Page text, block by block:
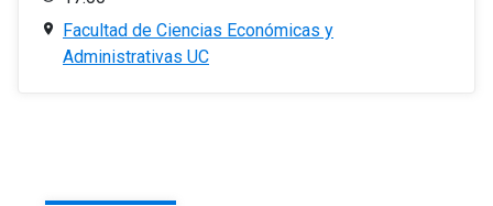
Facultad de Ciencias Económicas y
Administrativas UC